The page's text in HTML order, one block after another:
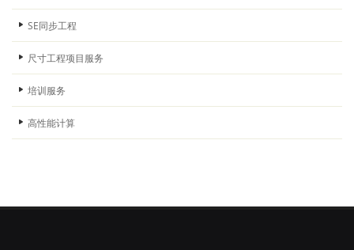
SE同步工程
尺寸工程项目服务
培训服务
高性能计算